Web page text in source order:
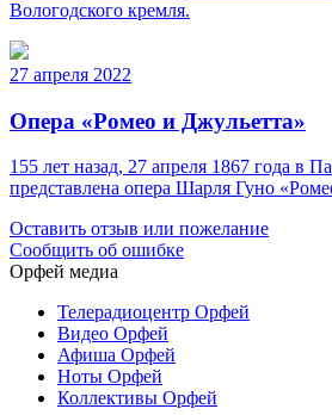
Вологодского кремля.
27 апреля 2022
Опера «Ромео и Джульетта»
155 лет назад, 27 апреля 1867 года в
представлена опера Шарля Гуно
Оставить отзыв или пожелание
Сообщить об ошибке
Орфей медиа
Телерадиоцентр Орфей
Видео Орфей
Афиша Орфей
Ноты Орфей
Коллективы Орфей